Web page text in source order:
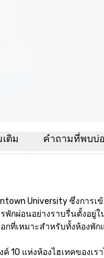
เติม คำถามที่พบบ่
University ซึ่งกา
อนอย่างราบรื่นตั้งอยู่ใ
ที่เหมาะสำหรับทั้งห้องพัก
แห่งห้องไฮเทคของ